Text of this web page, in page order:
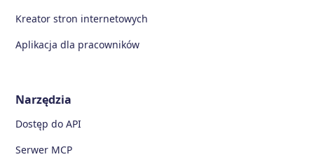
Kreator stron internetowych
Aplikacja dla pracowników
Narzędzia
Dostęp do API
Serwer MCP